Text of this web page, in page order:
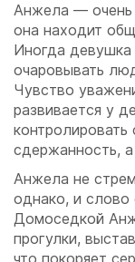
Анжела — очень
она находит
Иногда
очаровывать
Чувство
развивается у
контролировать
сдержанность,
Анжела не
однако, и
Домоседкой
прогулки,